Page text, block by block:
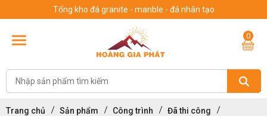
Tổng kho đá granite - manble - đá nhân tạo
0
Trang chủ Sản phẩm Công trình
Đã thi công